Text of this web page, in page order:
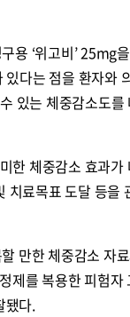
용 ‘위고비’ 25mg
다는 점을 환자와
있는 체중감소도
한 체중감소 효과
료목표 도달 등을
만한 체중감소 자
제를 복용한 피험
됐다.